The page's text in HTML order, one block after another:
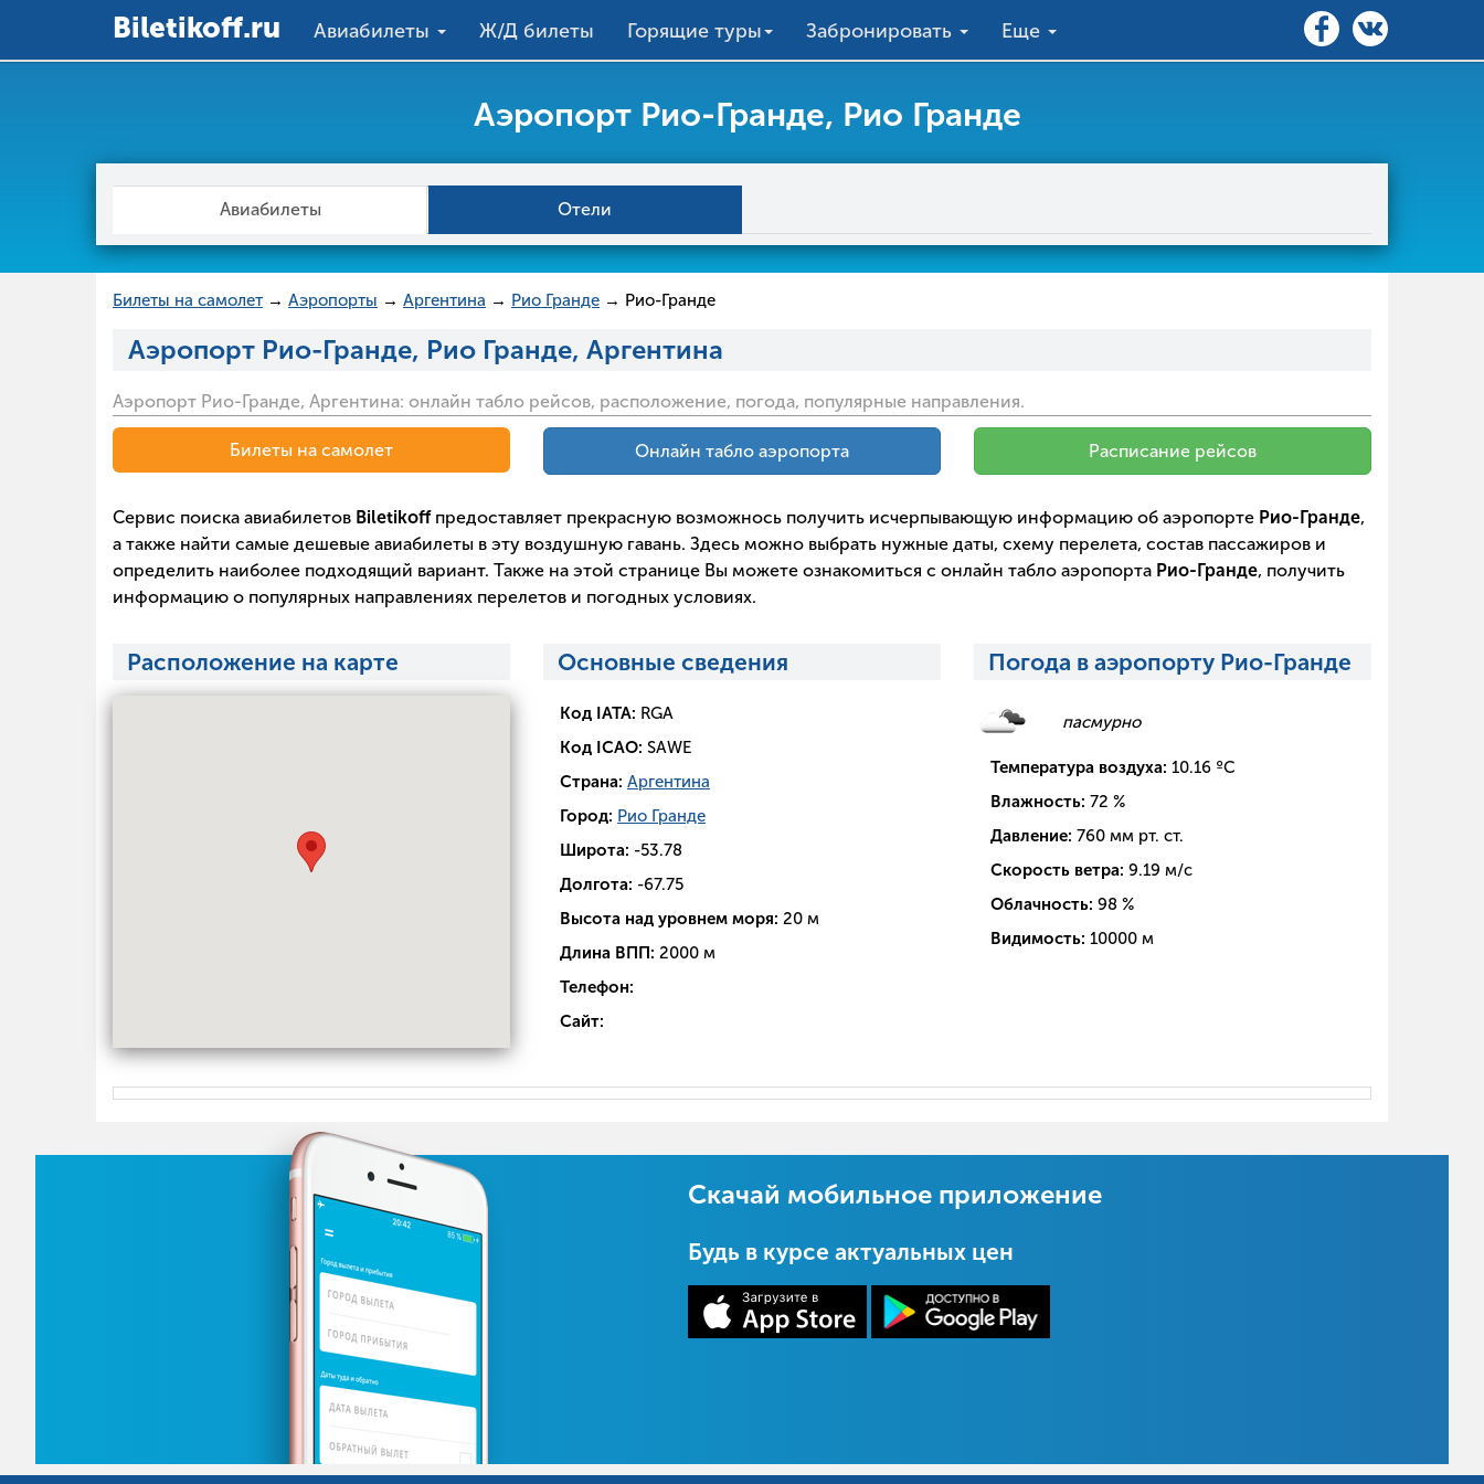
Вiletikoff.ru Авиабилеты Ж/Д билеты Горящие туры Забронировать Еще
Аэропорт Рио-Гранде, Рио Гранде
Авиабилеты Отели
Билеты на самолет → Аэропорты → Аргентина → Рио Гранде → Рио-Гранде
Аэропорт Рио-Гранде, Рио Гранде, Аргентина
Аэропорт Рио-Гранде, Аргентина: онлайн табло рейсов, расположение, погода, популярные направления.
Билеты на самолет Онлайн табло аэропорта Расписание рейсов
Сервис поиска авиабилетов Biletikoffпредоставляет прекрасную возможнось получить исчерпывающую информацию об аэропорте Рио-Гранде,
а также найти самые дешевые авиабилеты в эту воздушную гавань. Здесь можно выбрать нужные даты, схему перелета, состав пассажиров и
определить наиболее подходящий вариант. Также на этой странице Вы можете ознакомиться с онлайн табло аэропорта Рио-Гранде, получить
информацию о популярных направлениях перелетов и погодных условиях.
Расположение на карте Основные сведения
Код IATA: RGA
Код ICAO: SAWE
Страна: Аргентина
Город: Рио Гранде
Широта: -53.78
Долгота: -67.75
Высота над уровнем моря: 20 м
Длина ВПП: 2000 м
Телефон:
Сайт:
Погода в аэропорту Рио-Гранде
пасмурно
Температура воздуха: 10.16 ºC
Влажность: 72 %
Давление: 760 мм рт. ст.
Скорость ветра: 9.19 м/с
Облачность: 98 %
Видимость: 10000 м
Скачай мобильное приложение
Будь в курсе актуальных цен